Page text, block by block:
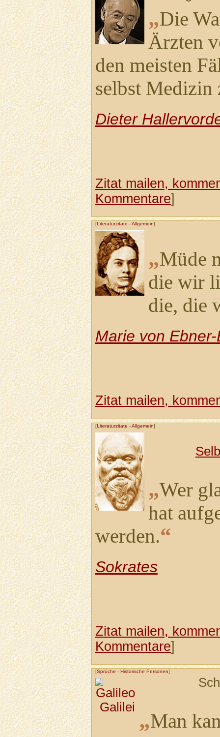
„Die
Ärzten
den meisten
selbst Medizin
Dieter
Zitat mailen,
Kommentare]
[Literaturzitate -Allgemein]
„Müde
die wir
die, die
Marie von
Zitat mailen,
[Literaturzitate -Allgemein]
„Wer
hat
werden.“
Sokrates
Zitat mailen,
Kommentare]
[Sprüche - Historische Personen]
„Man